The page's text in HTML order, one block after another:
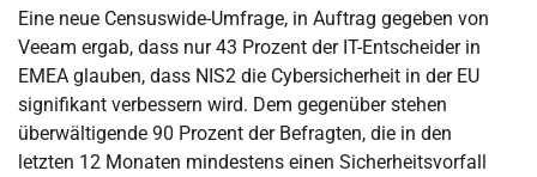
Eine neue Censuswide-Umfrage, in Auftrag gegeben von
Veeam ergab, dass nur 43 Prozent der IT-Entscheider in
EMEA glauben, dass NIS2 die Cybersicherheit in der EU
signifikant verbessern wird. Dem gegenüber stehen
überwältigende 90 Prozent der Befragten, die in den
letzten 12 Monaten mindestens einen Sicherheitsvorfall